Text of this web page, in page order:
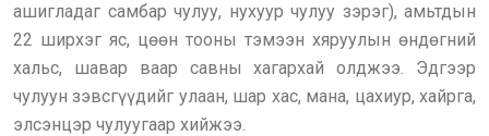
ашигладаг самбар чулуу, нухуур чулуу зэрэг), амьтдын
22 ширхэг яс, цөөн тооны тэмээн хяруулын өндөгний
хальс, шавар ваар савны хагархай олджээ. Эдгээр
чулуун зэвсгүүдийг улаан, шар хас, мана, цахиур, хайрга,
элсэнцэр чулуугаар хийжээ.